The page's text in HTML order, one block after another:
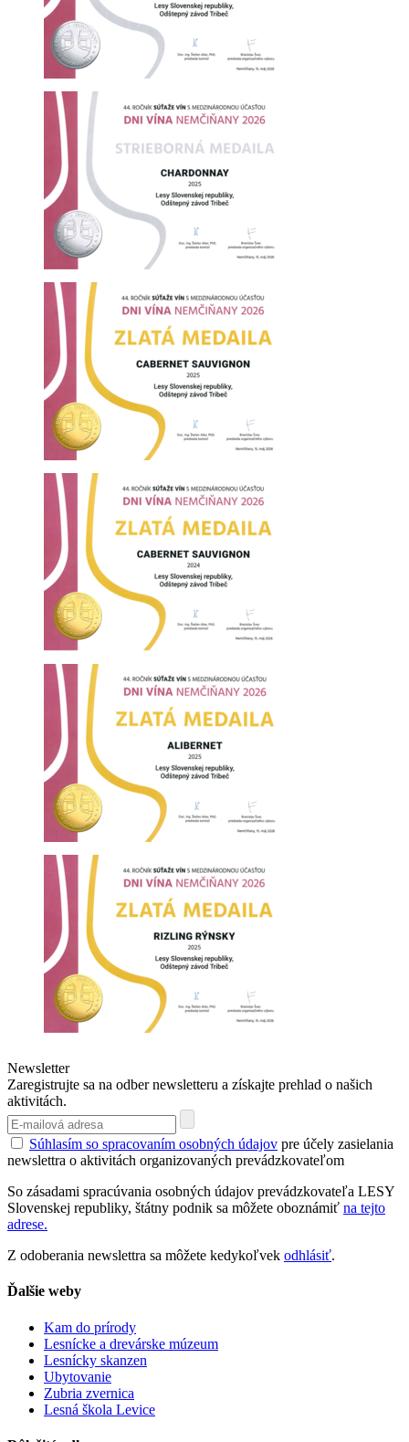
Newsletter
Zaregistrujte sa na odber newsletteru a získajte prehlad o našich
aktivitách.
Súhlasím so spracovaním osobných údajov pre účely zasielania
newslettra o aktivitách organizovaných prevádzkovateľom
So zásadami spracúvania osobných údajov prevádzkovateľa LESY
Slovenskej republiky, štátny podnik sa môžete oboznámiť na tejto
adrese.
Z odoberania newslettra sa môžete kedykoľvek odhlásiť.
Ďalšie weby
Kam do prírody
Lesnícke a drevárske múzeum
Lesnícky skanzen
Ubytovanie
Zubria zvernica
Lesná škola Levice